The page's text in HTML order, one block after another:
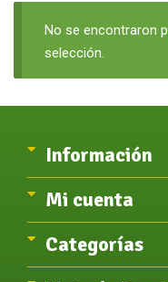
No se encontraron
selección.
Información
Mi cuenta
Categorías